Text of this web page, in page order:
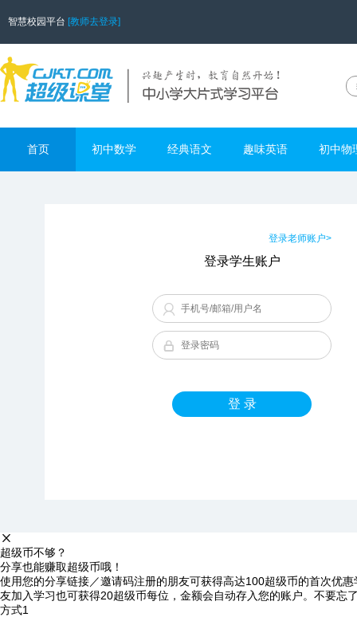
智慧校园平台 [教师去登录]
首页 初中数学 经典语文 趣味英语 初中物
登录老师账户>
登录学生账户
登 录
超级币不够？
分享也能赚取超级币哦！
使用您的分享链接／邀请码注册的朋友可获得高达100超级币的首次优
友加入学习也可获得20超级币每位，金额会自动存入您的账户。不要忘
方式1